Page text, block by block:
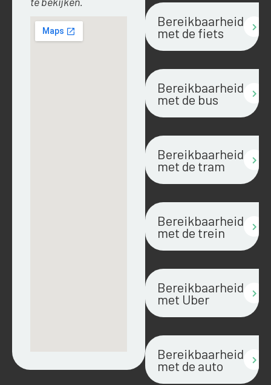
Bereikbaarheid
met de fiets
Bereikbaarheid
met de bus
Bereikbaarheid
met de tram
Bereikbaarheid
met de trein
Bereikbaarheid
met Uber
Bereikbaarheid
met de auto